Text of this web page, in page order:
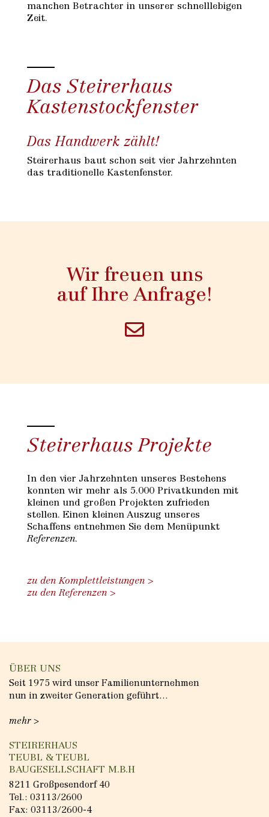
manchen Betrachter in unserer schnelllebigen
Zeit.
Das Steirerhaus
Kastenstockfenster
Das Handwerk zählt!
Steirerhaus baut schon seit vier Jahrzehnten
das traditionelle Kastenfenster.
Wir freuen uns
auf Ihre Anfrage!
Steirerhaus Projekte
In den vier Jahrzehnten unseres Bestehens
konnten wir mehr als 5.000 Privatkunden mit
kleinen und großen Projekten zufrieden
stellen. Einen kleinen Auszug unseres
Schaffens entnehmen Sie dem Menüpunkt
Referenzen.
zu den Komplettleistungen
zu den Referenzen
ÜBER UNS
Seit 1975 wird unser Familienunternehmen
nun in zweiter Generation geführt…
mehr >
STEIRERHAUS
TEUBL & TEUBL
BAUGESELLSCHAFT M.B.H
8211 Großpesendorf 40
Tel.: 03113/2600
Fax: 03113/2600-4